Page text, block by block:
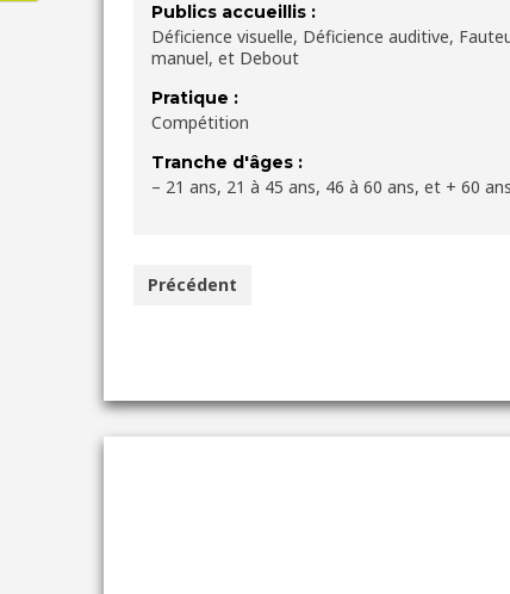
Publics accueillis :
Déficience visuelle, Déficience auditive,
manuel, et Debout
Pratique :
Compétition
Tranche d'âges :
– 21 ans, 21 à 45 ans, 46 à 60 ans, et + 60 ans
Précédent